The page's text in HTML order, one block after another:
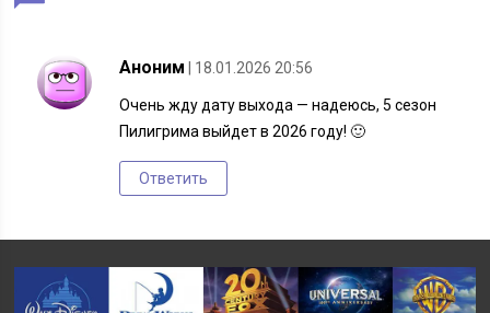
Аноним | 18.01.2026 20:56
Очень жду дату выхода — надеюсь, 5 сезон
Пилигрима выйдет в 2026 году! 🙂
Ответить